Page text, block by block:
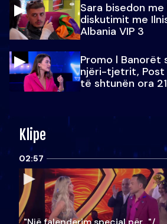
Sara bisedon me
diskutimit me
Albania VIP 3
Promo l Banorët
njëri-tjetrit, Post
të shtunën ora
Klipe
02:57